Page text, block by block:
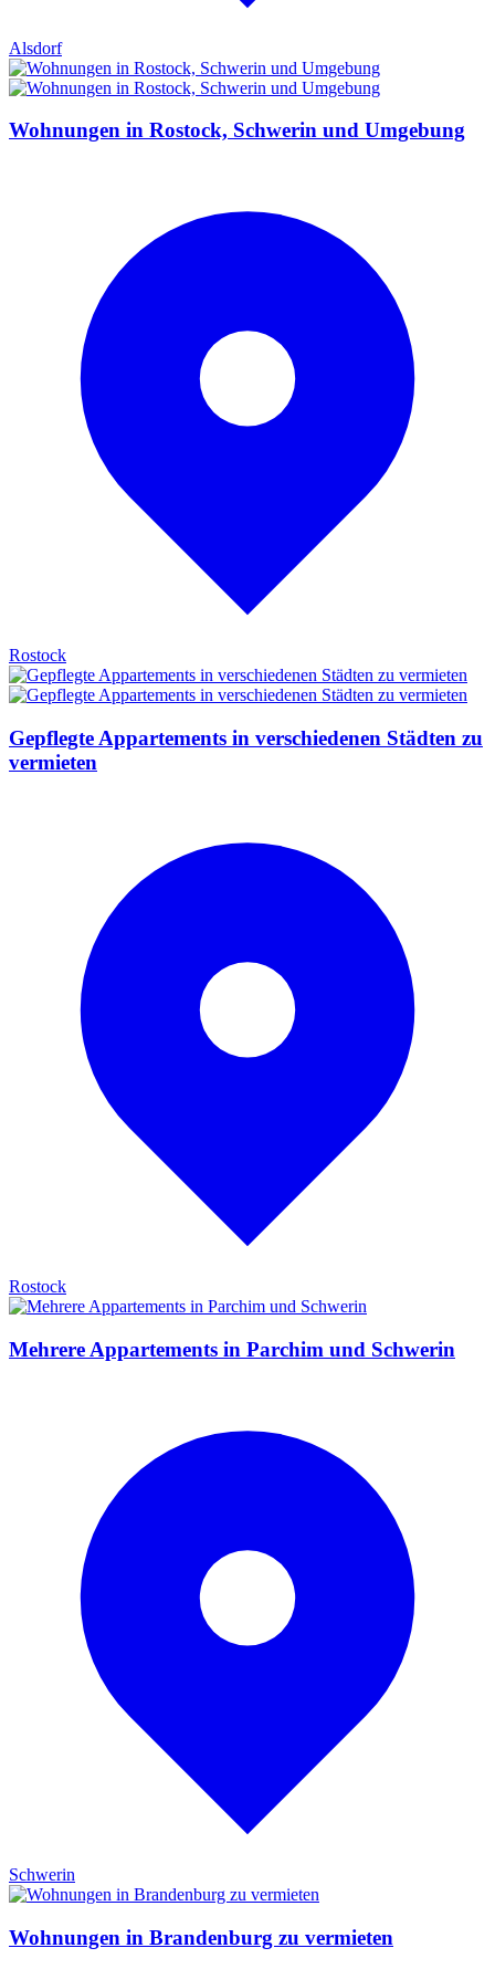
Alsdorf
Wohnungen in Rostock, Schwerin und Umgebung
Rostock
Gepflegte Appartements in verschiedenen Städten zu
vermieten
Rostock
Mehrere Appartements in Parchim und Schwerin
Schwerin
Wohnungen in Brandenburg zu vermieten